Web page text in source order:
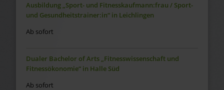
Ausbildung „Sport- und Fitnesskaufmann:frau / Sport-
und Gesundheitstrainer:in“ in Leichlingen
Ab sofort
Dualer Bachelor of Arts „Fitnesswissenschaft und
Fitnessökonomie“ in Halle Süd
Ab sofort